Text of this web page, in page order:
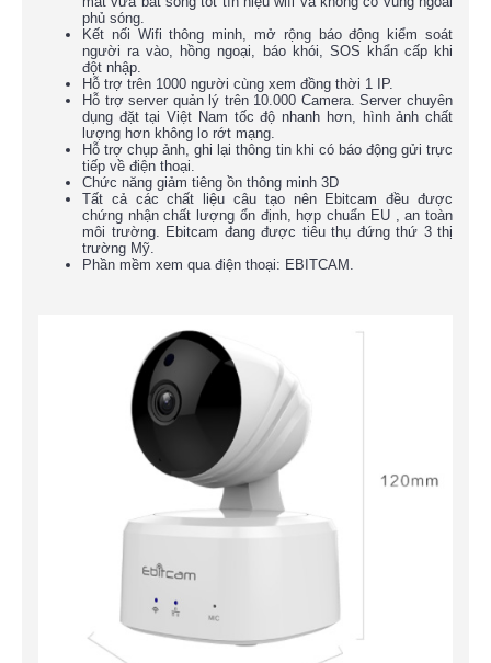
phủ sóng.
Kết nối Wifi thông minh, mở rộng báo động kiểm soát
người ra vào, hồng ngoại, báo khói, SOS khẩn cấp khi
đột nhập.
Hỗ trợ trên 1000 người cùng xem đồng thời 1 IP.
Hỗ trợ server quản lý trên 10.000 Camera. Server chuyên
dụng đặt tại Việt Nam tốc độ nhanh hơn, hình ảnh chất
lượng hơn không lo rớt mạng.
Hỗ trợ chụp ảnh, ghi lại thông tin khi có báo động gửi trực
tiếp về điện thoại.
Chức năng giảm tiêng ồn thông minh 3D
Tất cả các chất liệu câu tạo nên Ebitcam đều được
chứng nhận chất lượng ổn định, hợp chuẩn EU , an toàn
môi trường. Ebitcam đang được tiêu thụ đứng thứ 3 thị
trường Mỹ.
Phần mềm xem qua điện thoại: EBITCAM.